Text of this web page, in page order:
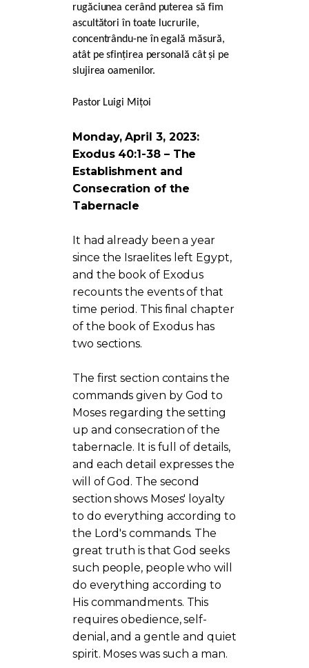
rugăciunea cerând puterea să fim
ascultători în toate lucrurile,
concentrându-ne în egală măsură,
atât pe sfințirea personală cât și pe
slujirea oamenilor.
Pastor Luigi Mițoi
Monday, April 3, 2023:
Exodus 40:1-38 – The
Establishment and
Consecration of the
Tabernacle
It had already been a year
since the Israelites left Egypt,
and the book of Exodus
recounts the events of that
time period. This final chapter
of the book of Exodus has
two sections.
The first section contains the
commands given by God to
Moses regarding the setting
up and consecration of the
tabernacle. It is full of details,
and each detail expresses the
will of God. The second
section shows Moses' loyalty
to do everything according to
the Lord's commands. The
great truth is that God seeks
such people, people who will
do everything according to
His commandments. This
requires obedience, self-
denial, and a gentle and quiet
spirit. Moses was such a man.